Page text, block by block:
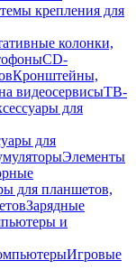
крепления для
колонки,
CD-
Кронштейны,
видеосервисыТВ-
для
для
Элементы
для планшетов,
Зарядные
и
Игровые